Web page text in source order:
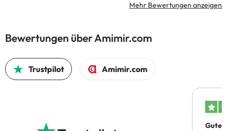
Mehr Bewertungen anzeigen
Bewertungen über Amimir.com
Trustpilot Amimir.com
Gutes